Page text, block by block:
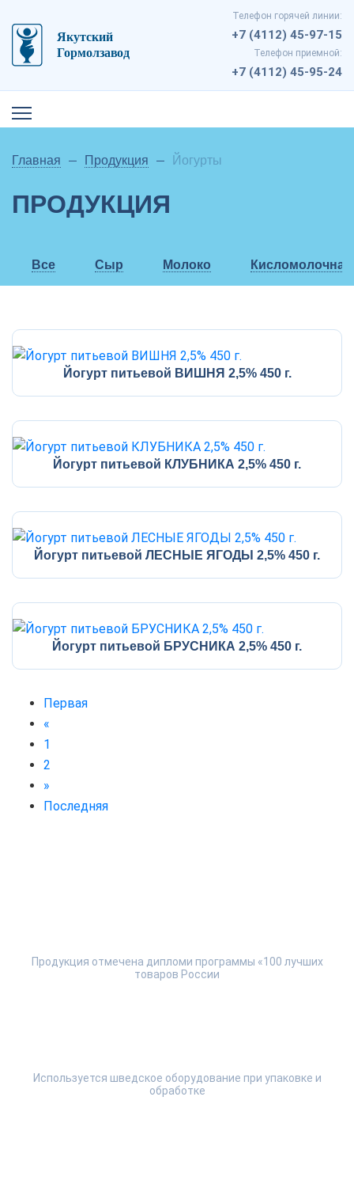
Телефон горячей линии:
+7 (4112) 45-97-15
Телефон приемной:
+7 (4112) 45-95-24
Главная Продукция Йогурты
ПРОДУКЦИЯ
Все Сыр Молоко
Йогурт питьевой ВИШНЯ 2,5% 450 г.
Йогурт питьевой КЛУБНИКА 2,5% 450 г.
Йогурт питьевой ЛЕСНЫЕ ЯГОДЫ 2,5% 450 г.
Йогурт питьевой БРУСНИКА 2,5% 450 г.
Первая
«
1
2
»
Последняя
Продукция отмечена дипломи программы «100 лучших
товаров России
Используется шведское оборудование при упаковке и
обработке